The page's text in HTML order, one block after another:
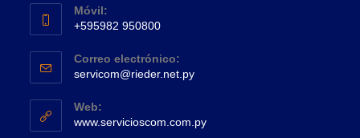
una
nueva
abre
en
tu
aplicación
Móvil:
+595982 950800
abre
en
tu
aplicación
Correo electrónico:
servicom@rieder.net.pySe
aplicación
Web:
www.servicioscom.com.pySe